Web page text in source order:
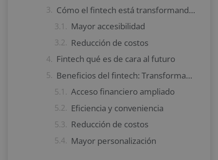
Cómo el fintech está transformando las finanzas
Mayor accesibilidad
Reducción de costos
Fintech qué es de cara al futuro
Beneficios del fintech: Transformando las finanzas para mejor
Acceso financiero ampliado
Eficiencia y conveniencia
Reducción de costos
Mayor personalización